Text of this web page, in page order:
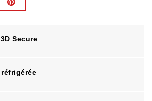
Secure